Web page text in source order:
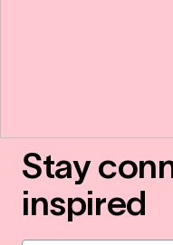
Stay
inspired